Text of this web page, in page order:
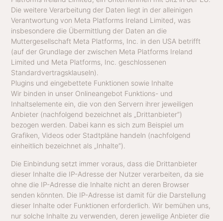
Die weitere Verarbeitung der Daten liegt in der alleinigen
Verantwortung von Meta Platforms Ireland Limited, was
insbesondere die Übermittlung der Daten an die
Muttergesellschaft Meta Platforms, Inc. in den USA betrifft
(auf der Grundlage der zwischen Meta Platforms Ireland
Limited und Meta Platforms, Inc. geschlossenen
Standardvertragsklauseln).
Plugins und eingebettete Funktionen sowie Inhalte
Wir binden in unser Onlineangebot Funktions- und
Inhaltselemente ein, die von den Servern ihrer jeweiligen
Anbieter (nachfolgend bezeichnet als „Drittanbieter”)
bezogen werden. Dabei kann es sich zum Beispiel um
Grafiken, Videos oder Stadtpläne handeln (nachfolgend
einheitlich bezeichnet als „Inhalte”).
Die Einbindung setzt immer voraus, dass die Drittanbieter
dieser Inhalte die IP-Adresse der Nutzer verarbeiten, da sie
ohne die IP-Adresse die Inhalte nicht an deren Browser
senden könnten. Die IP-Adresse ist damit für die Darstellung
dieser Inhalte oder Funktionen erforderlich. Wir bemühen uns,
nur solche Inhalte zu verwenden, deren jeweilige Anbieter die